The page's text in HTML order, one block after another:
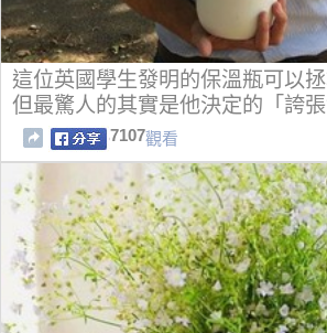
這位英國學生發明的保溫瓶可以
但最驚人的其實是他決定的「誇張
7107觀看